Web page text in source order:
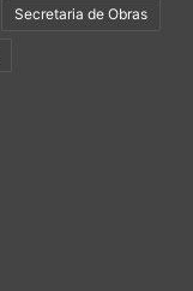
Secretaria de Obras